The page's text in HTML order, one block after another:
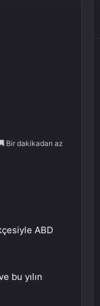
Bir dakikadan az
ABD
bu yılın